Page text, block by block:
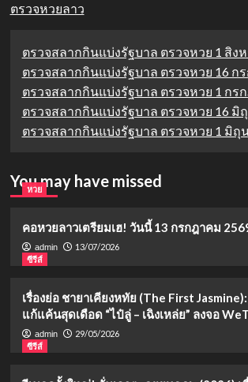
ตรวจหวยลาว
ตรวจสลากกินแบ่งรัฐบาล ตรวจหวย 1 สิง
ตรวจสลากกินแบ่งรัฐบาล ตรวจหวย 16 ก
ตรวจสลากกินแบ่งรัฐบาล ตรวจหวย 1 กร
ตรวจสลากกินแบ่งรัฐบาล ตรวจหวย 16 มิ
ตรวจสลากกินแบ่งรัฐบาล ตรวจหวย 1 มิถุ
You may have missed
หวย
คอหวยลาวเตรียมเฮ! วันนี้ 13 กรกฎาคม
admin
13/07/2026
ซีรีส์
เรื่องย่อ ชายาเคียงหทัย (The First
แก้แค้นสุดเดือด “ไป๋ลู่ – เฉิงเหล่ย” ลงจอ
admin
29/05/2026
ซีรีส์